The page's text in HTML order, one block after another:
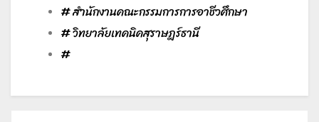
# สำนักงานคณะกรรมการการอาชีวศึกษา
# วิทยาลัยเทคนิคสุราษฎร์ธานี
#